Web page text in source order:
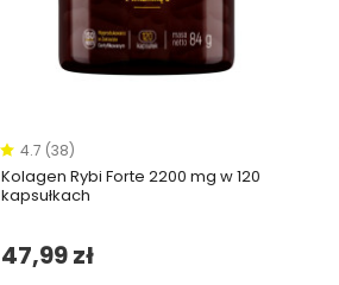
4.7 (38)
Kolagen Rybi Forte 2200 mg w 120
kapsułkach
47,99 zł